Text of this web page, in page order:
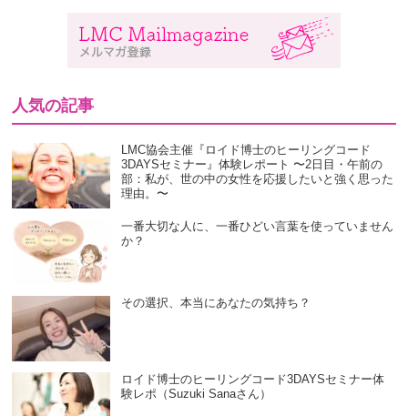
人気の記事
LMC協会主催『ロイド博士のヒーリングコード
3DAYSセミナー』体験レポート 〜2日目・午前の
部：私が、世の中の女性を応援したいと強く思った
理由。〜
一番大切な人に、一番ひどい言葉を使っていません
か？
その選択、本当にあなたの気持ち？
ロイド博士のヒーリングコード3DAYSセミナー体
験レポ（Suzuki Sanaさん）